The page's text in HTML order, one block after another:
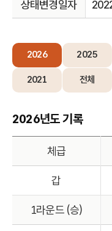
상태변경일자
2026 2025
2021 전체
2026년도 기록
체급
갑
1라운드 (승)